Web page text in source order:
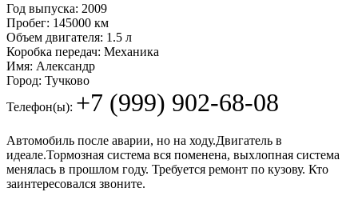
Год выпуска: 2009
Пробег: 145000 км
Объем двигателя: 1.5 л
Коробка передач: Механика
Имя: Александр
Город: Тучково
Телефон(ы): +7 (999) 902-68-08
Автомобиль после аварии, но на ходу.Двигатель в
идеале.Тормозная система вся поменена, выхлопная система
менялась в прошлом году. Требуется ремонт по кузову. Кто
заинтересовался звоните.